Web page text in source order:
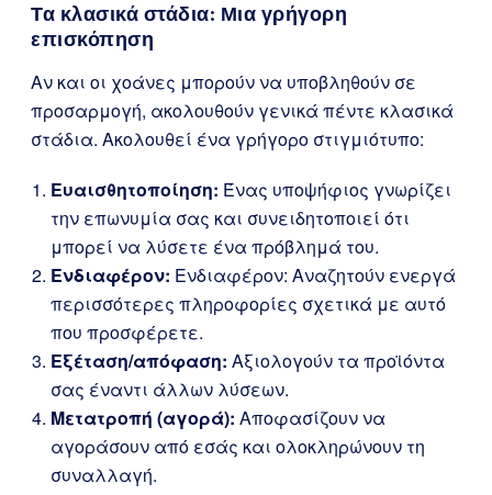
Τα κλασικά στάδια: Μια γρήγορη
επισκόπηση
Αν και οι χοάνες μπορούν να υποβληθούν σε
προσαρμογή, ακολουθούν γενικά πέντε κλασικά
στάδια. Ακολουθεί ένα γρήγορο στιγμιότυπο:
Ευαισθητοποίηση: Ένας υποψήφιος γνωρίζει
την επωνυμία σας και συνειδητοποιεί ότι
μπορεί να λύσετε ένα πρόβλημά του.
Ενδιαφέρον: Ενδιαφέρον: Αναζητούν ενεργά
περισσότερες πληροφορίες σχετικά με αυτό
που προσφέρετε.
Εξέταση/απόφαση: Αξιολογούν τα προϊόντα
σας έναντι άλλων λύσεων.
Μετατροπή (αγορά): Αποφασίζουν να
αγοράσουν από εσάς και ολοκληρώνουν τη
συναλλαγή.